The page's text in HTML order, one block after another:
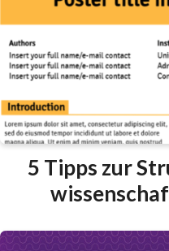
5 Tipps zur